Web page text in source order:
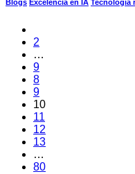
Blogs Excelencia en IA Tecnología
2
…
9
8
9
10
11
12
13
…
80